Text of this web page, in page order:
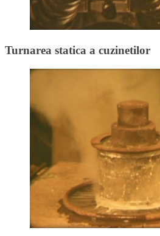
Turnarea statica a cuzinetilor